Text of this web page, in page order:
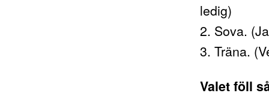
ledig)
2. Sova.
3. Träna.
Valet föll